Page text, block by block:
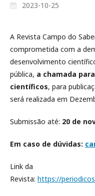
2023-10-25
A Revista Campo do
comprometida com a
desenvolvimento
pública, a chamada
científicos, para
será realizada em
Submissão até: 20 de
Em caso de dúvidas:
Link da
Revista: https://